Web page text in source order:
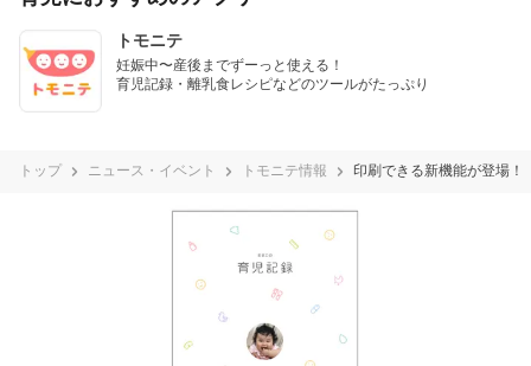
トモニテ
妊娠中〜産後までずーっと使える！
育児記録・離乳食レシピなどのツールがたっぷり
トップ ニュース・イベント トモニテ情報 印刷できる新機能が登場